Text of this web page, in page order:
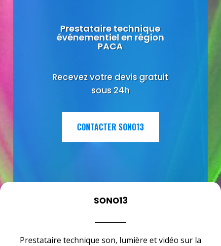
Prestataire technique
événementiel en région
PACA
Recevez votre devis gratuit
sous 24h
CONTACTER SONO13
SONO13
Prestataire technique son, lumière et vidéo sur la